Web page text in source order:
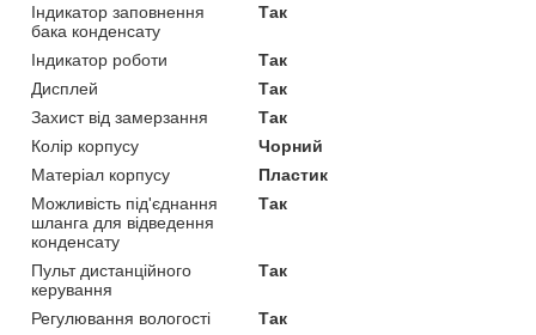
Індикатор заповнення
бака конденсату
Так
Індикатор роботи
Так
Дисплей
Так
Захист від замерзання
Так
Колір корпусу
Чорний
Матеріал корпусу
Пластик
Можливість під'єднання
шланга для відведення
конденсату
Так
Пульт дистанційного
керування
Так
Регулювання вологості
Так